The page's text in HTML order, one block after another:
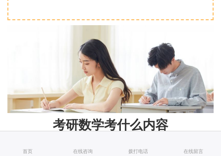
考研数学考什么内容
首页 在线咨询 拨打电话 在线留言